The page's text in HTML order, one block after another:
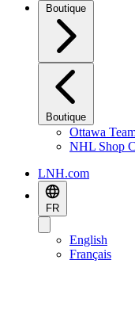
Boutique
Boutique
Ottawa
NHL Shop
LNH.com
FR
English
Français